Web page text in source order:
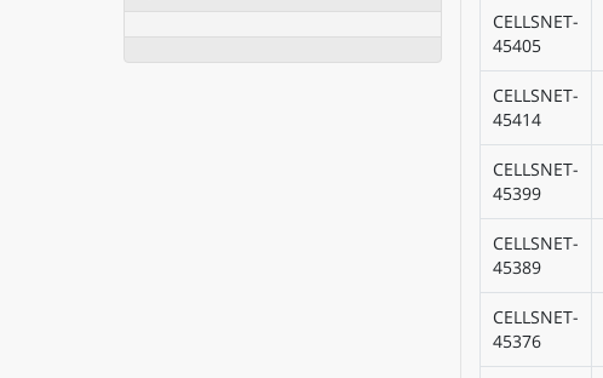
CELLSNET-
45405
CELLSNET-
45414
CELLSNET-
45399
CELLSNET-
45389
CELLSNET-
45376